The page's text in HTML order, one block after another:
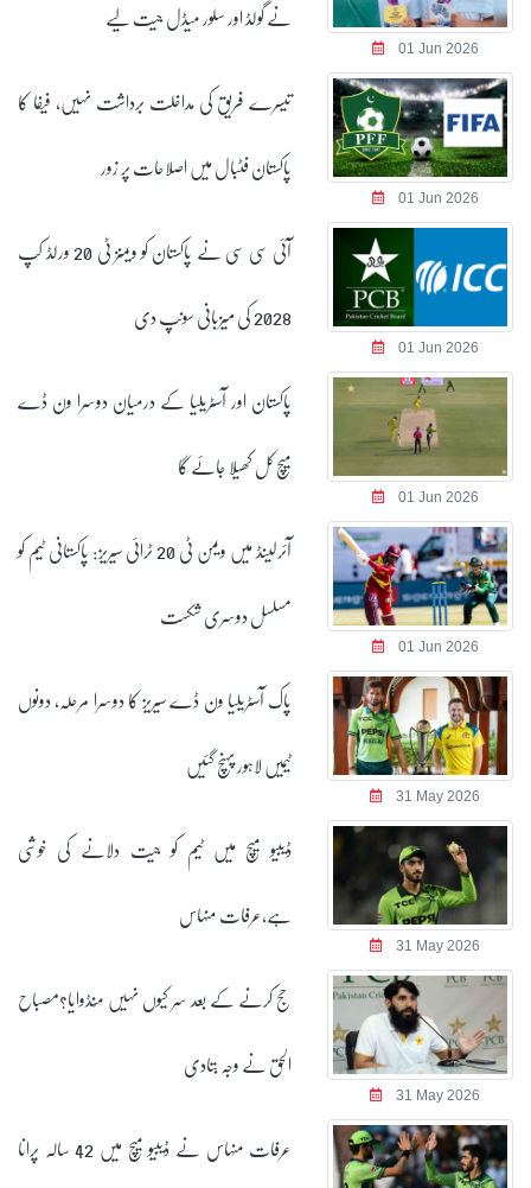
01 Jun 2026
نے گولڈ اور سلور میڈل جیت لیے
01 Jun 2026
تیسرے فریق کی مداخلت برداشت نہیں، فیفا کا
پاکستان فٹبال میں اصلاحات پر زور
01 Jun 2026
آئی سی سی نے پاکستان کو ویمنز ٹی 20 ورلڈ کپ
2028 کی میزبانی سونپ دی
01 Jun 2026
پاکستان اور آسٹریلیا کے درمیان دوسرا ون ڈے
میچ کل کھیلا جائے گا
01 Jun 2026
آئرلینڈ میں ویمن ٹی 20 ٹرائی سیریز: پاکستانی ٹیم کو
مسلسل دوسری شکست
31 May 2026
پاک آسٹریلیا ون ڈے سیریز کا دوسرا مرحلہ، دونوں
ٹیمیں لاہور پہنچ گئیں
31 May 2026
ڈیبیو میچ میں ٹیم کو جیت دلانے کی خوشی
ہے,عرفات منہاس
31 May 2026
حج کرنے کے بعد سر کیوں نہیں مُنڈوایا؟مصباح
الحق نے وجہ بتادی
عرفات منہاس نے ڈیبیو میچ میں 42 سالہ پرانا